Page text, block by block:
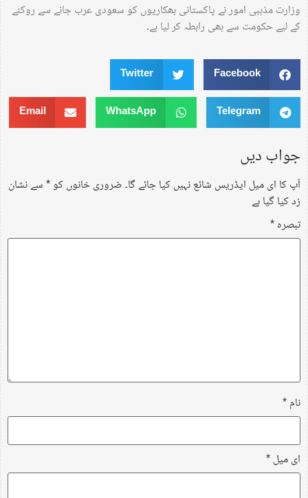
وزارت مذہبی امور نے پاکستانی بھکاریوں کو سعودی عرب جانے سے روکنے
کے لیے حکومت سے بھی رابطہ کر لیا ہے۔
Facebook
Twitter
Telegram
WhatsApp
Email
جواب دیں
آپ کا ای میل ایڈریس شائع نہیں کیا جائے گا۔ضروری خانوں کو*سے نشان
زد کیا گیا ہے
تبصرہ*
نام*
ای میل*